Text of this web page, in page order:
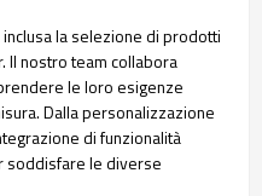
la selezione di prodotti
Il nostro team collabora
le loro esigenze
Dalla personalizzazione
di funzionalità
soddisfare le diverse